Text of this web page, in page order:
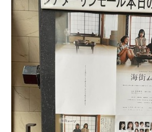
BABYMETAL「CANNONBALL外伝」グッ
タワーレコード新宿店にてBABYMETAL
Powered by livedoor 相互RSS